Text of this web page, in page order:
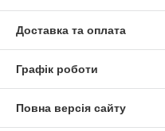
Доставка та оплата
Графік роботи
Повна версія сайту